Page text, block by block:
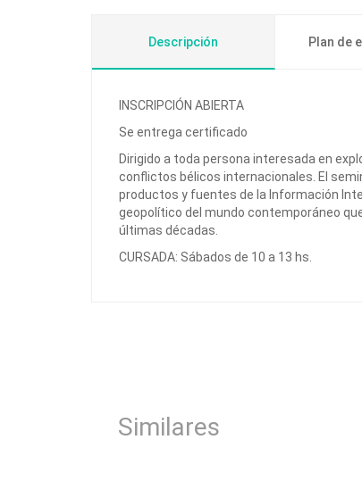
Descripción Plan de
INSCRIPCIÓN ABIERTA
Se entrega certificado
Dirigido a toda persona interesada en
conflictos bélicos internacionales. El
productos y fuentes de la Información
geopolítico del mundo contemporáneo
últimas décadas.
CURSADA: Sábados de 10 a 13 hs.
Similares